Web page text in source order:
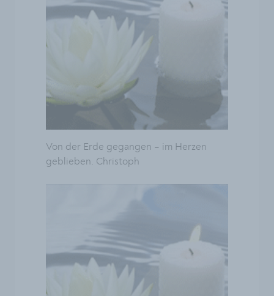
Von der Erde gegangen – im Herzen
geblieben. Christoph